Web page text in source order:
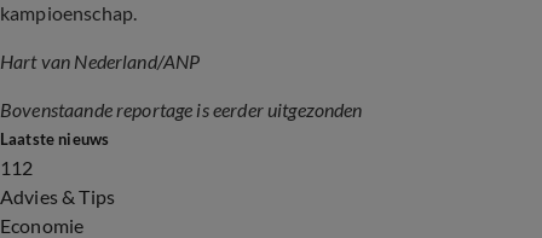
kampioenschap.
Hart van Nederland/ANP
Bovenstaande reportage is eerder uitgezonden
Laatste nieuws
112
Advies & Tips
Economie